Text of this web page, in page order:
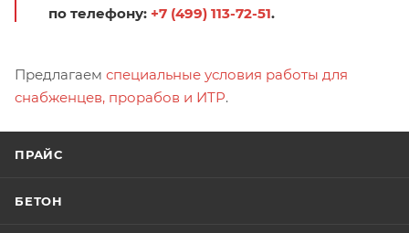
по телефону: +7 (499) 113-72-51.
Предлагаем специальные условия работы для
снабженцев, прорабов и ИТР.
ПРАЙС
БЕТОН